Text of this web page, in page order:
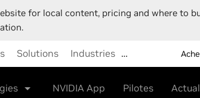
for local content, pricing and where to
Solutions Industries …
NVIDIA App Pilotes